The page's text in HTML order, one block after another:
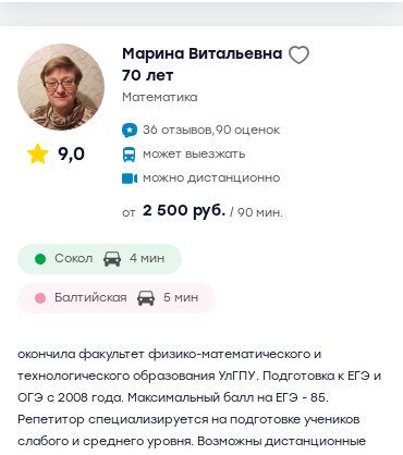
9,0
Марина Витальевна
70 лет
математика
36 отзывов,90 оценок
может выезжать
можно дистанционно
от 2 500 руб. / 90 мин.
Сокол 4 мин
Балтийская 5 мин
окончила факультет физико-математического и
технологического образования УлГПУ. Подготовка к ЕГЭ и
ОГЭ с 2008 года. Максимальный балл на ЕГЭ - 85.
Репетитор специализируется на подготовке учеников
слабого и среднего уровня. Возможны дистанционные